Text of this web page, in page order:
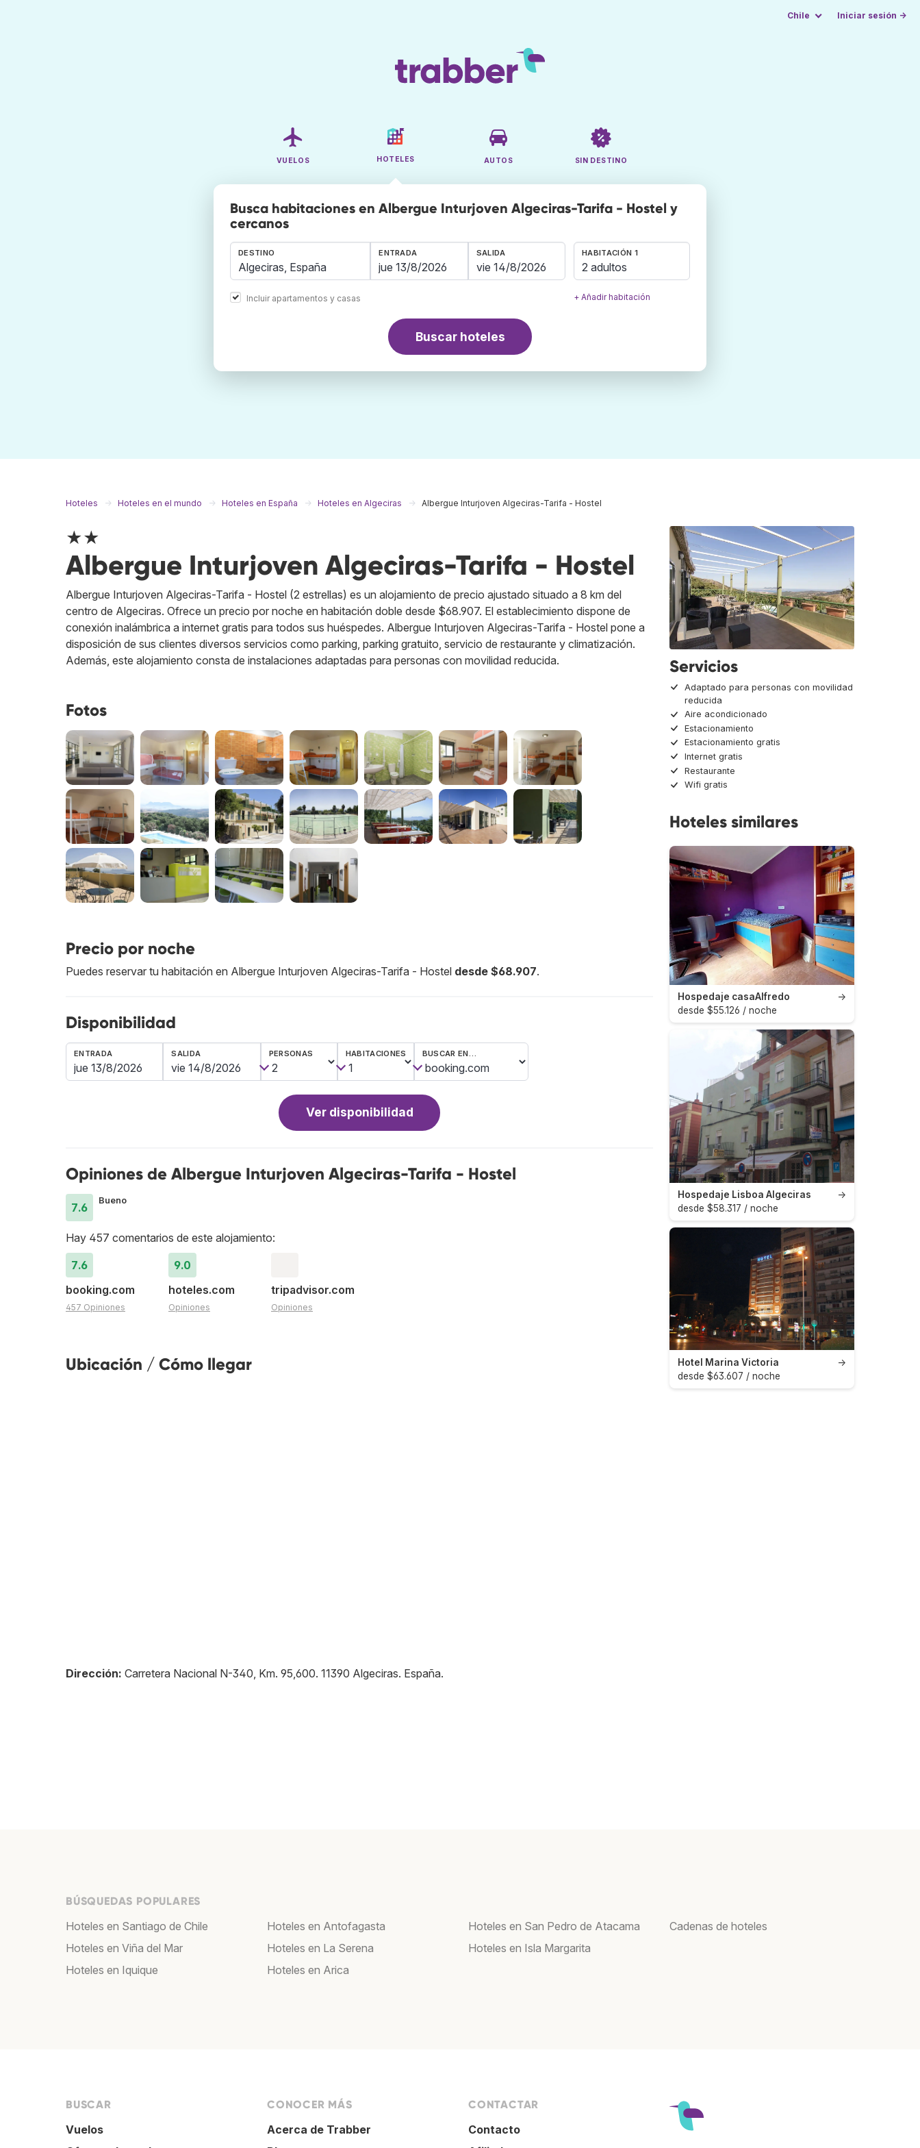
Chile Iniciar sesión →
VUELOS HOTELES AUTOS SIN DESTINO
Busca habitaciones en Albergue Inturjoven Algeciras-Tarifa - Hostel y
cercanos
DESTINO
Incluir apartamentos y casas
ENTRADA SALIDA HABITACIÓN 1
2 adultos
+ Añadir habitación
Buscar hoteles
Hoteles Hoteles en el mundo Hoteles en España Hoteles en Algeciras Albergue Inturjoven Algeciras-Tarifa - Hostel
★★
Albergue Inturjoven Algeciras-Tarifa - Hostel
Albergue Inturjoven Algeciras-Tarifa - Hostel (2 estrellas) es un alojamiento de precio ajustado situado a 8 km del
centro de Algeciras. Ofrece un precio por noche en habitación doble desde $68.907. El establecimiento dispone de
conexión inalámbrica a internet gratis para todos sus huéspedes. Albergue Inturjoven Algeciras-Tarifa - Hostel pone a
disposición de sus clientes diversos servicios como parking, parking gratuito, servicio de restaurante y climatización.
Además, este alojamiento consta de instalaciones adaptadas para personas con movilidad reducida.
Fotos
Precio por noche
Puedes reservar tu habitación en Albergue Inturjoven Algeciras-Tarifa - Hostel desde $68.907.
Disponibilidad
ENTRADA SALIDA PERSONAS HABITACIONES BUSCAR EN…
Ver disponibilidad
Opiniones de Albergue Inturjoven Algeciras-Tarifa - Hostel
7.6
Bueno
Hay 457 comentarios de este alojamiento:
7.6
booking.com
457 Opiniones
9.0
hoteles.com
Opiniones
tripadvisor.com
Opiniones
Ubicación / Cómo llegar
Dirección: Carretera Nacional N-340, Km. 95,600. 11390 Algeciras. España.
Servicios
Adaptado para personas con movilidad
reducida
Aire acondicionado
Estacionamiento
Estacionamiento gratis
Internet gratis
Restaurante
Wifi gratis
Hoteles similares
→
Hospedaje casaAlfredo
desde $55.126 / noche
→
Hospedaje Lisboa Algeciras
desde $58.317 / noche
→
Hotel Marina Victoria
desde $63.607 / noche
BÚSQUEDAS POPULARES
Hoteles en Santiago de Chile
Hoteles en Viña del Mar
Hoteles en Iquique
Hoteles en Antofagasta
Hoteles en La Serena
Hoteles en Arica
Hoteles en San Pedro de Atacama
Hoteles en Isla Margarita
Cadenas de hoteles
BUSCAR
Vuelos
CONOCER MÁS
Acerca de Trabber
CONTACTAR
Contacto